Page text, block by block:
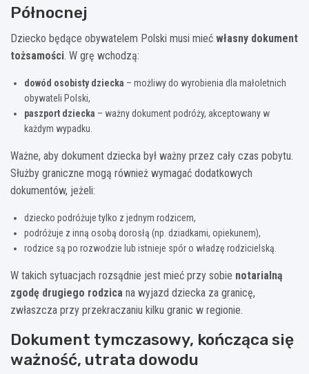
Północnej
Dziecko będące obywatelem Polski musi mieć własny dokument
tożsamości. W grę wchodzą:
dowód osobisty dziecka – możliwy do wyrobienia dla małoletnich
obywateli Polski,
paszport dziecka – ważny dokument podróży, akceptowany w
każdym wypadku.
Ważne, aby dokument dziecka był ważny przez cały czas pobytu.
Służby graniczne mogą również wymagać dodatkowych
dokumentów, jeżeli:
dziecko podróżuje tylko z jednym rodzicem,
podróżuje z inną osobą dorosłą (np. dziadkami, opiekunem),
rodzice są po rozwodzie lub istnieje spór o władzę rodzicielską.
W takich sytuacjach rozsądnie jest mieć przy sobie notarialną
zgodę drugiego rodzica na wyjazd dziecka za granicę,
zwłaszcza przy przekraczaniu kilku granic w regionie.
Dokument tymczasowy, kończąca się
ważność, utrata dowodu